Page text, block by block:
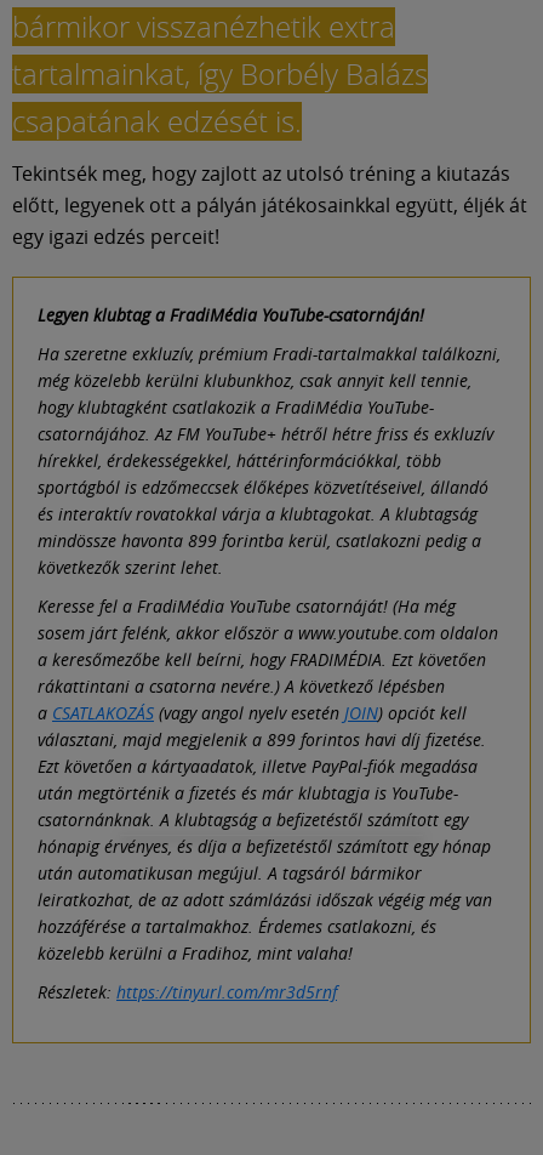
bármikor visszanézhetik extra
tartalmainkat, így Borbély Balázs
csapatának edzését is.
Tekintsék meg, hogy zajlott az utolsó tréning a kiutazás
előtt, legyenek ott a pályán játékosainkkal együtt, éljék át
egy igazi edzés perceit!
Legyen klubtag a FradiMédia YouTube-csatornáján!
Ha szeretne exkluzív, prémium Fradi-tartalmakkal találkozni,
még közelebb kerülni klubunkhoz, csak annyit kell tennie,
hogy klubtagként csatlakozik a FradiMédia YouTube-
csatornájához. Az FM YouTube+ hétről hétre friss és exkluzív
hírekkel, érdekességekkel, háttérinformációkkal, több
sportágból is edzőmeccsek élőképes közvetítéseivel, állandó
és interaktív rovatokkal várja a klubtagokat. A klubtagság
mindössze havonta 899 forintba kerül, csatlakozni pedig a
következők szerint lehet.
Keresse fel a FradiMédia YouTube csatornáját! (Ha még
sosem járt felénk, akkor először a www.youtube.com oldalon
a keresőmezőbe kell beírni, hogy FRADIMÉDIA. Ezt követően
rákattintani a csatorna nevére.) A következő lépésben
a CSATLAKOZÁS (vagy angol nyelv esetén JOIN) opciót kell
választani, majd megjelenik a 899 forintos havi díj fizetése.
Ezt követően a kártyaadatok, illetve PayPal-fiók megadása
után megtörténik a fizetés és már klubtagja is YouTube-
csatornánknak. A klubtagság a befizetéstől számított egy
hónapig érvényes, és díja a befizetéstől számított egy hónap
után automatikusan megújul. A tagsáról bármikor
leiratkozhat, de az adott számlázási időszak végéig még van
hozzáférése a tartalmakhoz. Érdemes csatlakozni, és
közelebb kerülni a Fradihoz, mint valaha!
Részletek: https://tinyurl.com/mr3d5rnf